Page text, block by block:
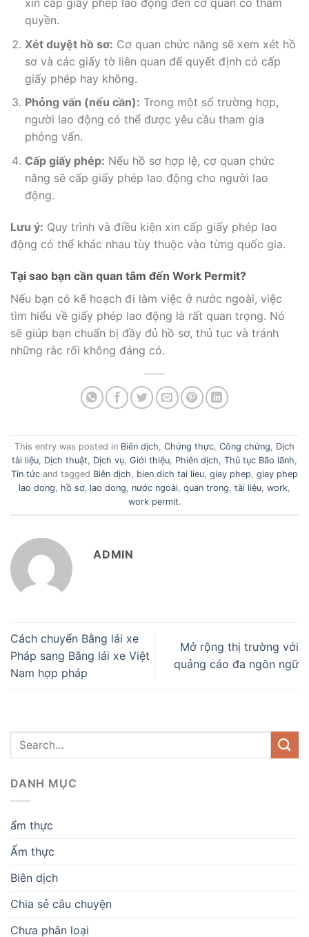
xin cấp giấy phép lao động đến cơ quan có thẩm
quyền.
Xét duyệt hồ sơ: Cơ quan chức năng sẽ xem xét hồ
sơ và các giấy tờ liên quan để quyết định có cấp
giấy phép hay không.
Phỏng vấn (nếu cần): Trong một số trường hợp,
người lao động có thể được yêu cầu tham gia
phỏng vấn.
Cấp giấy phép: Nếu hồ sơ hợp lệ, cơ quan chức
năng sẽ cấp giấy phép lao động cho người lao
động.
Lưu ý: Quy trình và điều kiện xin cấp giấy phép lao
động có thể khác nhau tùy thuộc vào từng quốc gia.
Tại sao bạn cần quan tâm đến Work Permit?
Nếu bạn có kế hoạch đi làm việc ở nước ngoài, việc
tìm hiểu về giấy phép lao động là rất quan trọng. Nó
sẽ giúp bạn chuẩn bị đầy đủ hồ sơ, thủ tục và tránh
những rắc rối không đáng có.
This entry was posted in Biên dịch Chứng thực Công chứng
Dịch
tài liệu Dịch thuật Dịch vụ Giới thiệu Phiên dịch Thủ tục Bão lãnh
Tin tức and tagged Biên dịch bien dich tai lieu giay phep giay phep
lao dong
hồ sơ, lao dong nước ngoài quan trong tài liệu work
work permit.
ADMIN
Cách chuyển Bằng lái xe
Pháp sang Bằng lái xe Việt
Nam hợp pháp
Mở rộng thị trường với
quảng cáo đa ngôn ngữ
DANH MỤC
ẩm thực
Ẩm thực
Biên dịch
Chia sẻ câu chuyện
Chưa phân loại